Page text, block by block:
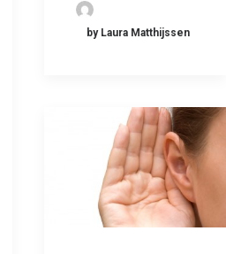
by Laura Matthijssen